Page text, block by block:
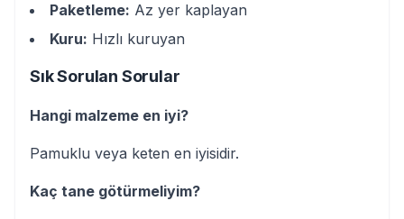
Paketleme: Az yer kaplayan
Kuru: Hızlı kuruyan
Sık Sorulan Sorular
Hangi malzeme en iyi?
Pamuklu veya keten en iyisidir.
Kaç tane götürmeliyim?